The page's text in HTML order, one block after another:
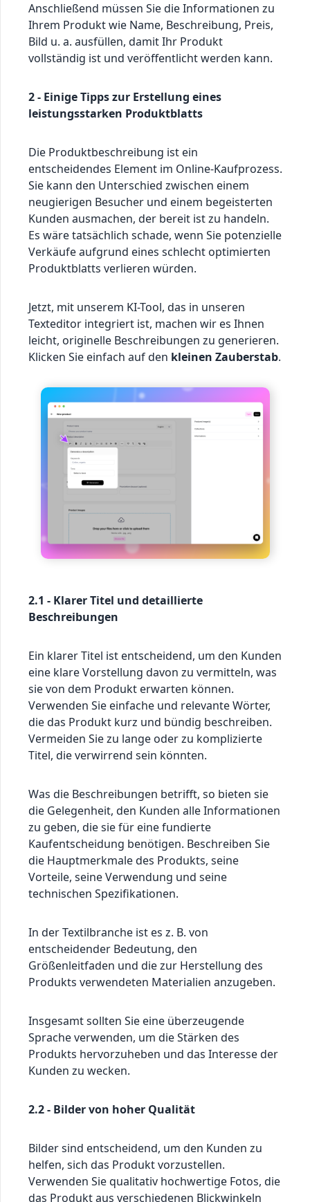
Anschließend müssen Sie die Informationen zu
Ihrem Produkt wie Name, Beschreibung, Preis,
Bild u. a. ausfüllen, damit Ihr Produkt
vollständig ist und veröffentlicht werden kann.
2 - Einige Tipps zur Erstellung eines
leistungsstarken Produktblatts
Die Produktbeschreibung ist ein
entscheidendes Element im Online-Kaufprozess.
Sie kann den Unterschied zwischen einem
neugierigen Besucher und einem begeisterten
Kunden ausmachen, der bereit ist zu handeln.
Es wäre tatsächlich schade, wenn Sie potenzielle
Verkäufe aufgrund eines schlecht optimierten
Produktblatts verlieren würden.
Jetzt, mit unserem KI-Tool, das in unseren
Texteditor integriert ist, machen wir es Ihnen
leicht, originelle Beschreibungen zu generieren.
Klicken Sie einfach auf den kleinen Zauberstab.
2.1 - Klarer Titel und detaillierte
Beschreibungen
Ein klarer Titel ist entscheidend, um den Kunden
eine klare Vorstellung davon zu vermitteln, was
sie von dem Produkt erwarten können.
Verwenden Sie einfache und relevante Wörter,
die das Produkt kurz und bündig beschreiben.
Vermeiden Sie zu lange oder zu komplizierte
Titel, die verwirrend sein könnten.
Was die Beschreibungen betrifft, so bieten sie
die Gelegenheit, den Kunden alle Informationen
zu geben, die sie für eine fundierte
Kaufentscheidung benötigen. Beschreiben Sie
die Hauptmerkmale des Produkts, seine
Vorteile, seine Verwendung und seine
technischen Spezifikationen.
In der Textilbranche ist es z. B. von
entscheidender Bedeutung, den
Größenleitfaden und die zur Herstellung des
Produkts verwendeten Materialien anzugeben.
Insgesamt sollten Sie eine überzeugende
Sprache verwenden, um die Stärken des
Produkts hervorzuheben und das Interesse der
Kunden zu wecken.
2.2 - Bilder von hoher Qualität
Bilder sind entscheidend, um den Kunden zu
helfen, sich das Produkt vorzustellen.
Verwenden Sie qualitativ hochwertige Fotos, die
das Produkt aus verschiedenen Blickwinkeln